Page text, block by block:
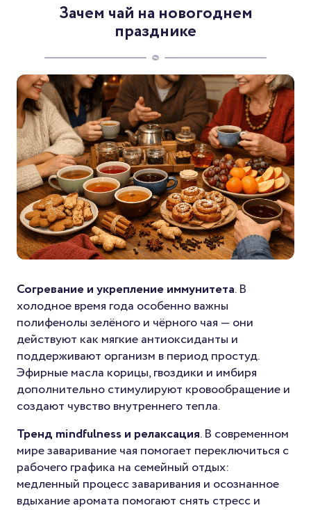
Зачем чай на новогоднем
празднике
Согревание и укрепление иммунитета. В
холодное время года особенно важны
полифенолы зелёного и чёрного чая — они
действуют как мягкие антиоксиданты и
поддерживают организм в период простуд.
Эфирные масла корицы, гвоздики и имбиря
дополнительно стимулируют кровообращение и
создают чувство внутреннего тепла.
Тренд mindfulness и релаксация. В современном
мире заваривание чая помогает переключиться с
рабочего графика на семейный отдых:
медленный процесс заваривания и осознанное
вдыхание аромата помогают снять стресс и